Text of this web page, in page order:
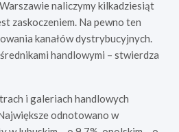
naliczymy kilkadziesiąt
zaskoczeniem. Na pewno ten
kanałów dystrybucyjnych.
handlowymi – stwierdza
i galeriach handlowych
odnotowano w